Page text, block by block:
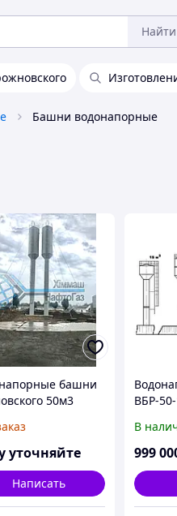
Найти
Башни водонапорные
башни
50м3
уточняйте
Написать
ВБР-
В
999